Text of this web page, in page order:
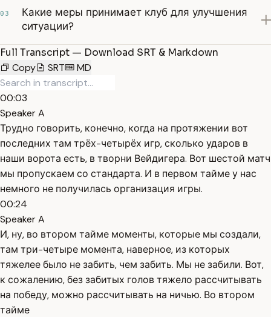
03
Какие меры принимает клуб для улучшения
ситуации?
Full Transcript — Download SRT & Markdown
Copy
SRT MD
00:03
Speaker A
Трудно говорить, конечно, когда на протяжении вот
последних там трёх-четырёх игр, сколько ударов в
наши ворота есть, в творни Вейдигера. Вот шестой матч
мы пропускаем со стандарта. И в первом тайме у нас
немного не получилась организация игры.
00:24
Speaker A
И, ну, во втором тайме моменты, которые мы создали,
там три-четыре момента, наверное, из которых
тяжелее было не забить, чем забить. Мы не забили. Вот,
к сожалению, без забитых голов тяжело рассчитывать
на победу, можно рассчитывать на ничью. Во втором
тайме